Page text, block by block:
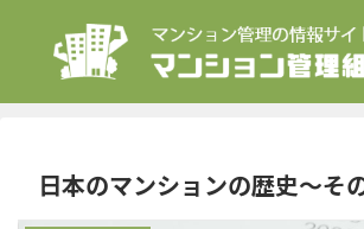
日本のマンションの歴史～そ